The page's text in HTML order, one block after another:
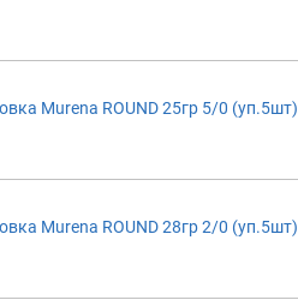
Murena ROUND 25гр 5/0 (уп.5шт)
Murena ROUND 28гр 2/0 (уп.5шт)